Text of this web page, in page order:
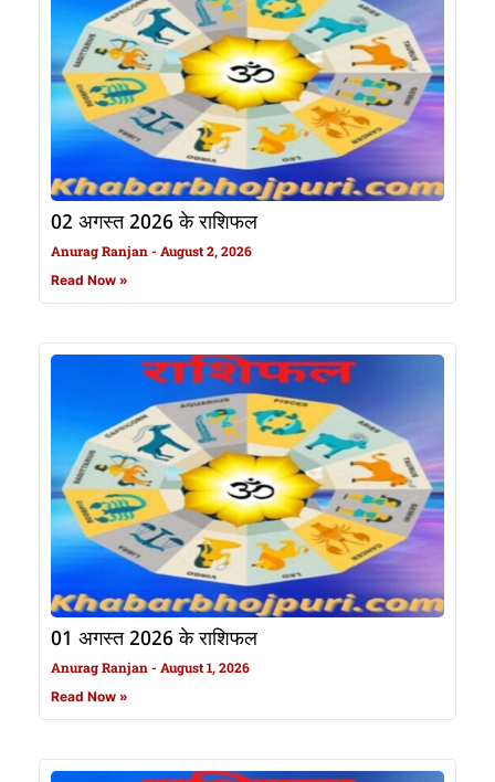
02 अगस्त 2026 के राशिफल
Anurag Ranjan August 2, 2026
Read Now »
01 अगस्त 2026 के राशिफल
Anurag Ranjan August 1, 2026
Read Now »